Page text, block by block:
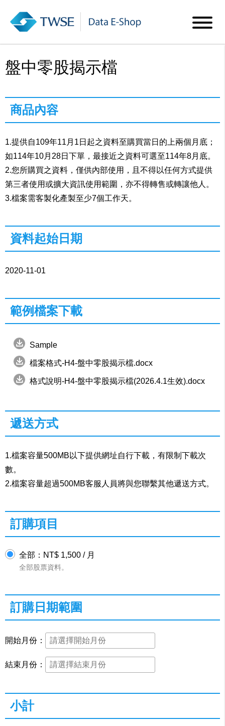
盤中零股揭示檔
商品內容
1.提供自109年11月1日起之資料至購買當日的上兩個月底；
如114年10月28日下單，最接近之資料可選至114年8月底。
2.您所購買之資料，僅供內部使用，且不得以任何方式提供
第三者使用或擴大資訊使用範圍，亦不得轉售或轉讓他人。
3.檔案需客製化產製至少7個工作天。
資料起始日期
2020-11-01
範例檔案下載
Sample
檔案格式-H4-盤中零股揭示檔.docx
格式說明-H4-盤中零股揭示檔(2026.4.1生效).docx
遞送方式
1.檔案容量500MB以下提供網址自行下載，有限制下載次
數。
2.檔案容量超過500MB客服人員將與您聯繫其他遞送方式。
訂購項目
全部：NT$ 1,500 / 月
全部股票資料。
訂購日期範圍
開始月份：
結束月份：
小計